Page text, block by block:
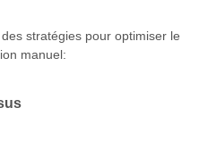
stratégies pour optimiser le
manuel: